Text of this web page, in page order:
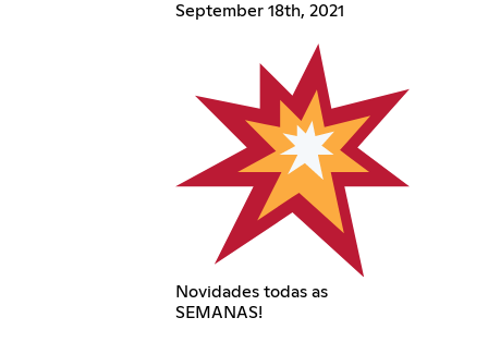
September 18th, 2021
Novidades todas as
SEMANAS!